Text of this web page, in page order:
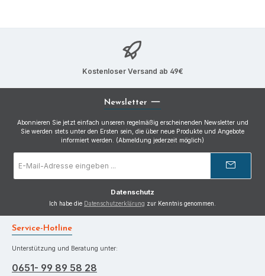
Kostenloser Versand ab 49€
Newsletter
Abonnieren Sie jetzt einfach unseren regelmäßig erscheinenden Newsletter und
Sie werden stets unter den Ersten sein, die über neue Produkte und Angebote
informiert werden. (Abmeldung jederzeit möglich)
Mail-
Datenschutz
Ich habe die Datenschutzerklärung zur Kenntnis genommen.
Service-Hotline
Unterstützung und Beratung unter:
0651- 99 89 58 28